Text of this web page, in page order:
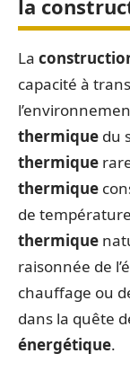
la
La
capacité à
thermique du
thermique
thermique
de
thermique
raisonnée de
chauffage ou
dans la quête
énergétique.